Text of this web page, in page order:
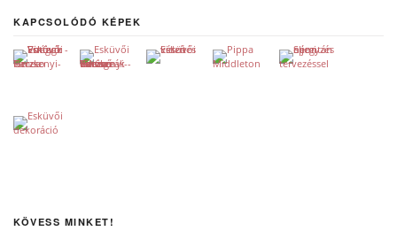
KAPCSOLÓDÓ KÉPEK
KÖVESS MINKET!